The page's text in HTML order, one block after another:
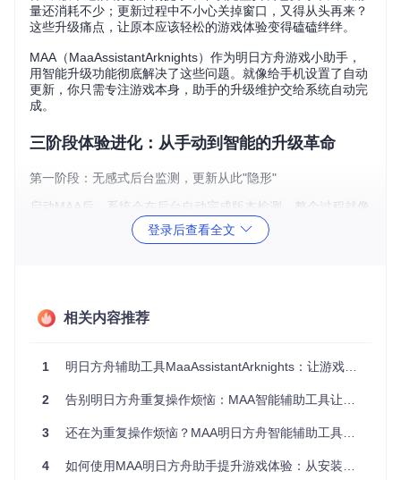
量还消耗不少；更新过程中不小心关掉窗口，又得从头再来？
这些升级痛点，让原本应该轻松的游戏体验变得磕磕绊绊。
MAA（MaaAssistantArknights）作为明日方舟游戏小助手，
用智能升级功能彻底解决了这些问题。就像给手机设置了自动
更新，你只需专注游戏本身，助手的升级维护交给系统自动完
成。
三阶段体验进化：从手动到智能的升级革命
第一阶段：无感式后台监测，更新从此"隐形"
启动MAA后，系统会在后台自动完成版本检测。整个过程就像
家里的智能冰箱监测食材新鲜度，无需你干预就能知道什么时
候需要"补充"新版本。当有更新时，会通过桌面通知轻声提
传统升级像搬家时把所有东西都打包带走，而MAA的差量更新
则像只携带更换的衣物。通过智能比对新旧版本差异，只下载
以100MB的完整包为例，差量更新可能只需20MB，既节省流
量又缩短等待时间。
第三阶段：多重安全保障，更新安心无忧
每个更新包都经过双重校验机制，确保文件完整无误。就像网
好。同时，更新前会智能备份你的配置文件，即使出现异常也
登录后查看全文
相关内容推荐
1 明日方舟辅助工具MaaAssistantArknights：让游戏自动化助手为你打理罗德岛日常
2 告别明日方舟重复操作烦恼：MAA智能辅助工具让游戏回归策略本质
3 还在为重复操作烦恼？MAA明日方舟智能辅助工具让游戏体验升维
4 如何使用MAA明日方舟助手提升游戏体验：从安装到精通的完整指南